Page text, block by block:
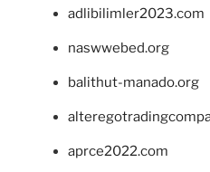
adlibilimler2023.com
naswwebed.org
balithut-manado.org
aprce2022.com